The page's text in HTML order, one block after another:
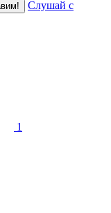
Слушай с
1